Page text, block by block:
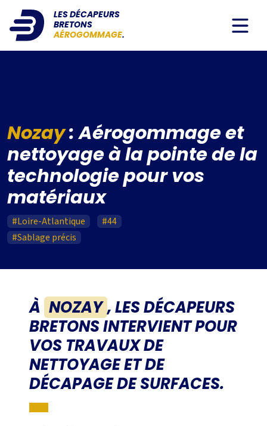
LES DÉCAPEURS
BRETONS
AÉROGOMMAGE.
Nozay: Aérogommage et
nettoyage à la pointe de la
technologie pour vos
matériaux
#Loire-Atlantique
#44
#Sablage précis
À NOZAY ,LES DÉCAPEURS
BRETONSINTERVIENT POUR
VOS TRAVAUX DE
NETTOYAGE ET DE
DÉCAPAGE DE SURFACES.